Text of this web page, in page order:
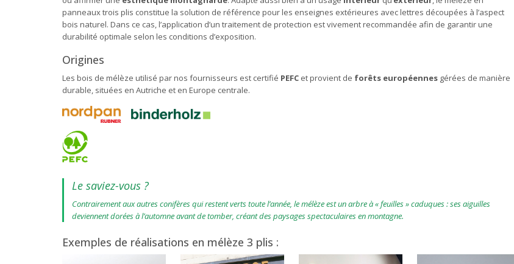
panneaux trois plis constitue la solution de référence pour les enseignes extérieures avec lettres découpées à l’aspect
bois naturel. Dans ce cas, l’application d’un traitement de protection est vivement recommandée afin de garantir une
durabilité optimale selon les conditions d’exposition.
Origines
Les bois de mélèze utilisé par nos fournisseurs est certifié PEFC et provient de forêts européennes gérées de manière
durable, situées en Autriche et en Europe centrale.
Le saviez-vous ?
Contrairement aux autres conifères qui restent verts toute l’année, le mélèze est un arbre à « feuilles » caduques : ses aiguilles
deviennent dorées à l’automne avant de tomber, créant des paysages spectaculaires en montagne.
Exemples de réalisations en mélèze 3 plis :